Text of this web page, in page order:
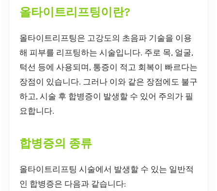
올타이트리프팅이란?
올타이트리프팅은 고강도의 초음파 기술을 이용
해 피부를 리프팅하는 시술입니다. 주로 목, 얼굴,
턱선 등에 사용되며, 통증이 적고 회복이 빠르다는
장점이 있습니다. 그러나 이와 같은 장점에도 불구
하고, 시술 후 합병증이 발생할 수 있어 주의가 필
요합니다.
합병증의 종류
올타이트리프팅 시술에서 발생할 수 있는 일반적
인 합병증은 다음과 같습니다: